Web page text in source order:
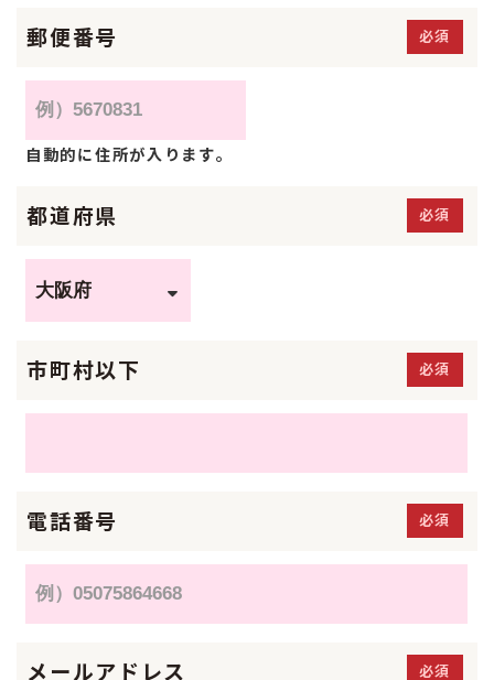
郵便番号 必須
自動的に住所が入ります。
都道府県 必須
市町村以下 必須
電話番号 必須
メールアドレス 必須